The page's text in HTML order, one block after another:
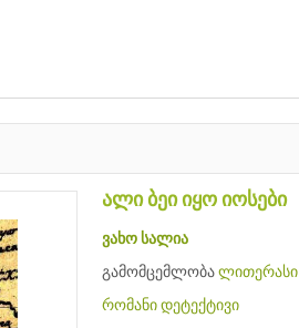
ალი ბეი იყო იოსები
ვახო სალია
გამომცემლობა ლითერასი
რომანი დეტექტივი